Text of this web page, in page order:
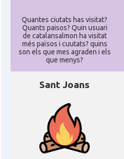
Quantes ciutats has visitat?
Quants paisos? Quin usuari
de catalansalmon ha visitat
més països i cuutats? quins
son els que mes agraden i els
que menys?
Sant Joans